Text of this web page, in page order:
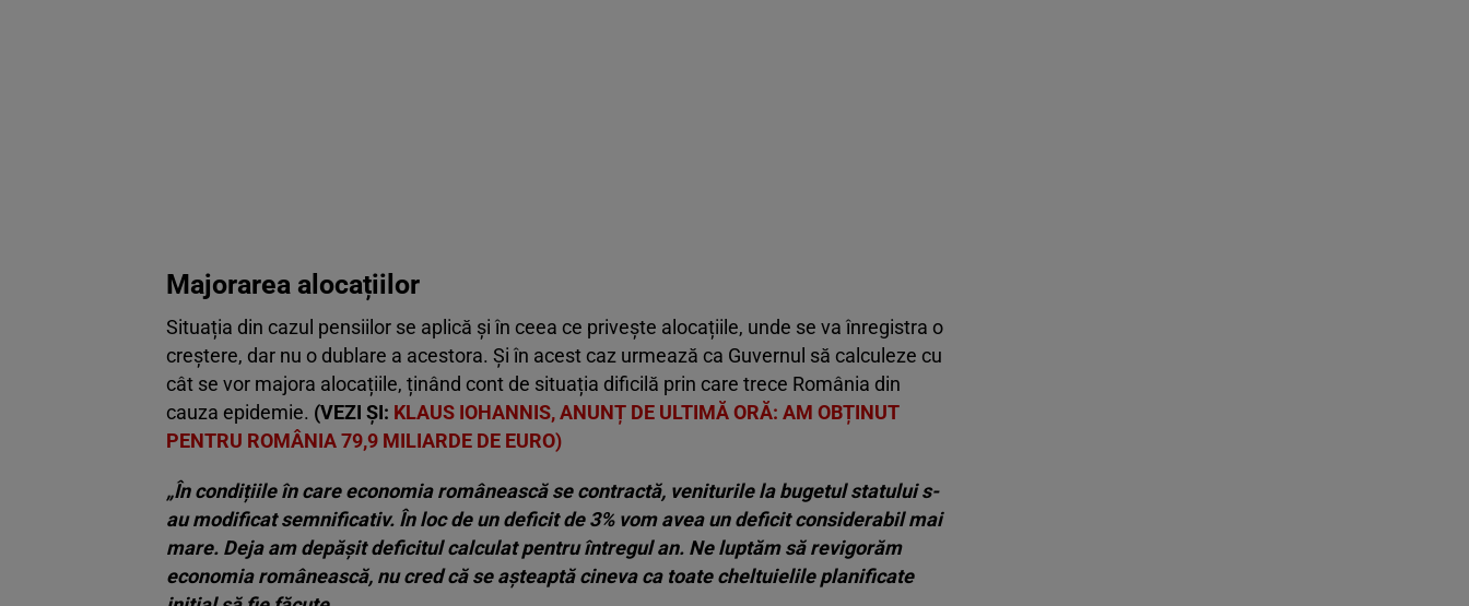
Majorarea alocațiilor
Situația din cazul pensiilor se aplică și în ceea ce privește alocațiile, unde se va înregistra o
creștere, dar nu o dublare a acestora. Și în acest caz urmează ca Guvernul să calculeze cu
cât se vor majora alocațiile, ținând cont de situația dificilă prin care trece România din
cauza epidemie. (VEZI ȘI: KLAUS IOHANNIS, ANUNȚ DE ULTIMĂ ORĂ: AM OBȚINUT
PENTRU ROMÂNIA 79,9 MILIARDE DE EURO)
„În condițiile în care economia românească se contractă, veniturile la bugetul statului s-
au modificat semnificativ. În loc de un deficit de 3% vom avea un deficit considerabil mai
mare. Deja am depășit deficitul calculat pentru întregul an. Ne luptăm să revigorăm
economia românească, nu cred că se așteaptă cineva ca toate cheltuielile planificate